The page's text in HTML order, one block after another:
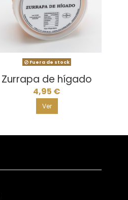
Fuera de stock
Zurrapa de hígado
4,95 €
Ver